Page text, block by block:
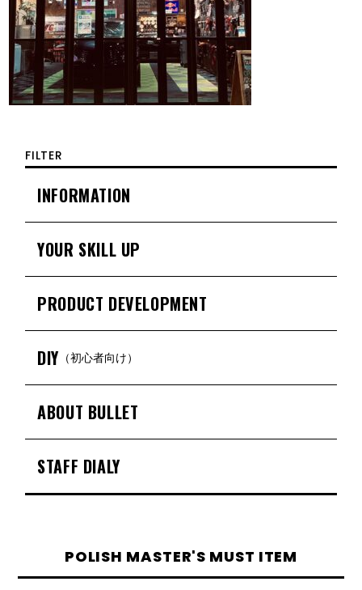
FILTER
INFORMATION
YOUR SKILL UP
PRODUCT DEVELOPMENT
DIY （初心者向け）
ABOUT BULLET
STAFF DIALY
POLISH MASTER'S MUST ITEM